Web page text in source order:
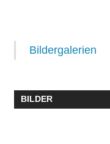
Bildergalerien
BILDER